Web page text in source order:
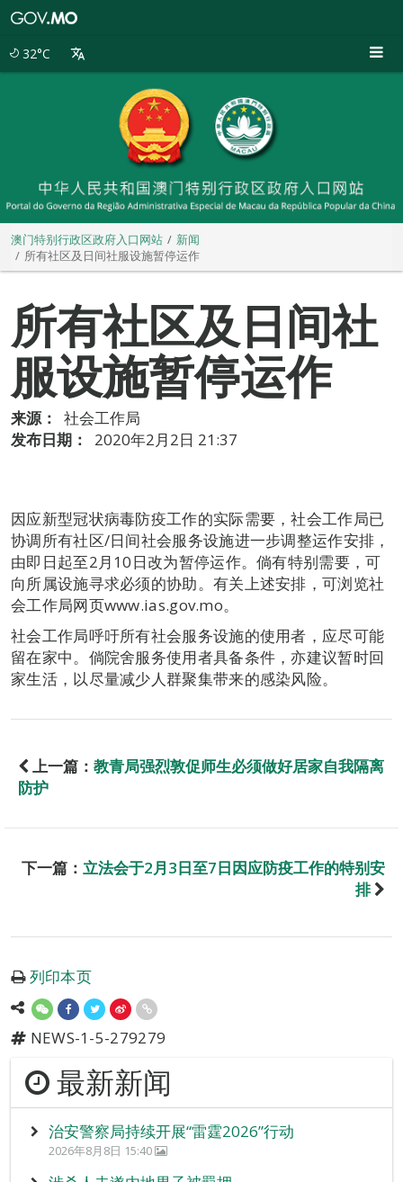
32°C
澳门特别行政区政府入口网站
新闻
所有社区及日间社服设施暂停运作
所有社区及日间社
服设施暂停运作
来源：
社会工作局
发布日期：
2020年2月2日 21:37
因应新型冠状病毒防疫工作的实际需要，社会工作局已
协调所有社区/日间社会服务设施进一步调整运作安排，
由即日起至2月10日改为暂停运作。倘有特别需要，可
向所属设施寻求必须的协助。有关上述安排，可浏览社
会工作局网页www.ias.gov.mo。
社会工作局呼吁所有社会服务设施的使用者，应尽可能
留在家中。倘院舍服务使用者具备条件，亦建议暂时回
家生活，以尽量减少人群聚集带来的感染风险。
上一篇： 教青局强烈敦促师生必须做好居家自我隔离
防护
下一篇： 立法会于2月3日至7日因应防疫工作的特别安
排
列印本页
NEWS-1-5-279279
最新新闻
治安警察局持续开展“雷霆2026”行动
2026年8月8日 15:40